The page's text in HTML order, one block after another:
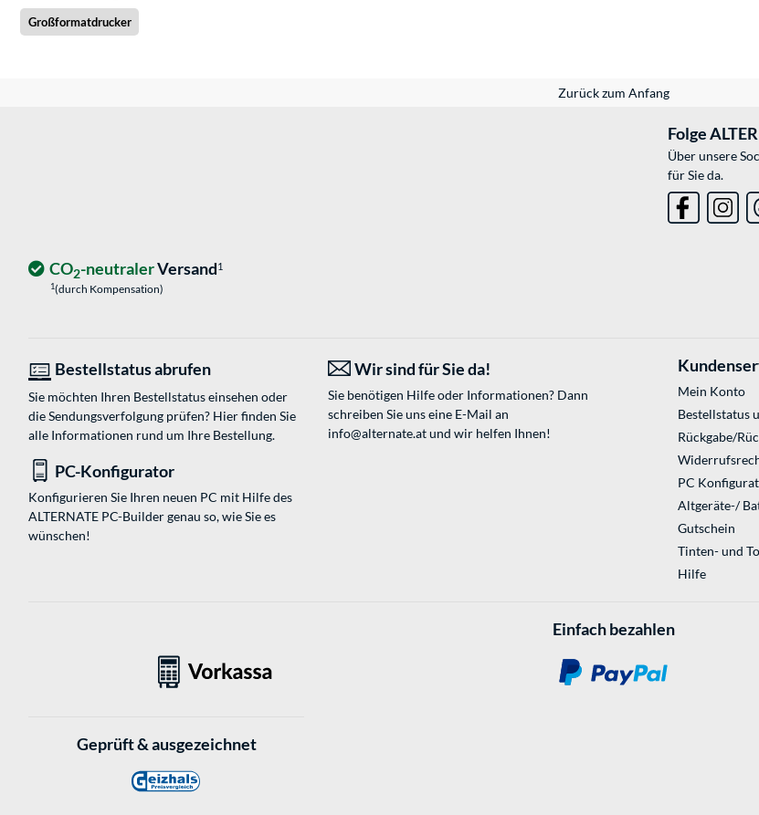
Großformatdrucker
Zurück zum Anfang
Folge
Über unsere
für Sie da.
CO2-neutralerVersand1
1(durch Kompensation)
Bestellstatus abrufen
Sie möchten Ihren Bestellstatus einsehen oder
die Sendungsverfolgung prüfen? Hier finden Sie
alle Informationen rund um Ihre Bestellung.
Wir sind für Sie da!
Sie benötigen Hilfe oder Informationen? Dann
schreiben Sie uns eine E-Mail an
info@alternate.atund wir helfen Ihnen!
PC-Konfigurator
Konfigurieren Sie Ihren neuen PC mit Hilfe des
ALTERNATE PC-Builder genau so, wie Sie es
wünschen!
Mein Konto
Bestellstatus
Rückgabe/
PC
Altgeräte-/
Gutschein
Tinten- und
Hilfe
Einfach bezahlen
Geprüft & ausgezeichnet